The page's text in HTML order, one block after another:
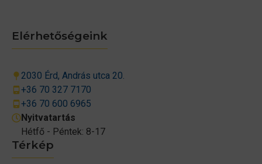
Térkép
Elérhetőségeink
2030 Érd, András utca 20.
+36 70 327 7170
+36 70 600 6965
Nyitvatartás
Hétfő - Péntek: 8-17